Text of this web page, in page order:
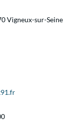
Vigneux-sur-Seine